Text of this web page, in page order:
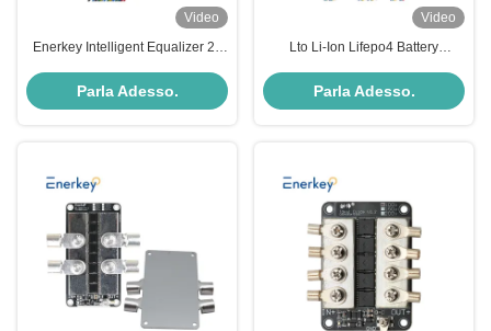
Video
Enerkey Intelligent Equalizer 2a
batteria da 12V 24V 36V 48V
Parla Adesso.
Video
Lto Li-Ion Lifepo4 Battery
Sistema di Immagazzinamento di
Parla Adesso.